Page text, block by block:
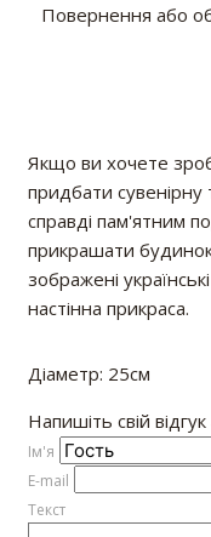
Повернення або
Якщо ви хочете
придбати сувенірну
справді пам'ятним
прикрашати будинок
зображені
настінна прикраса.
Діаметр: 25см
Напишіть свій
Iм'я
E-mail
Текст